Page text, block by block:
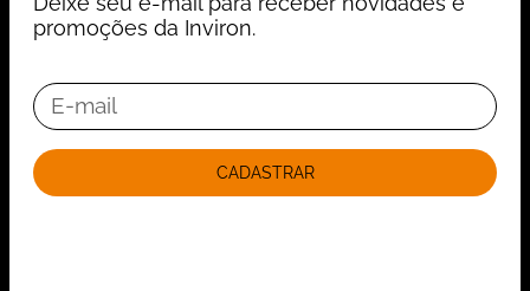
promoções da Inviron.
CADASTRAR